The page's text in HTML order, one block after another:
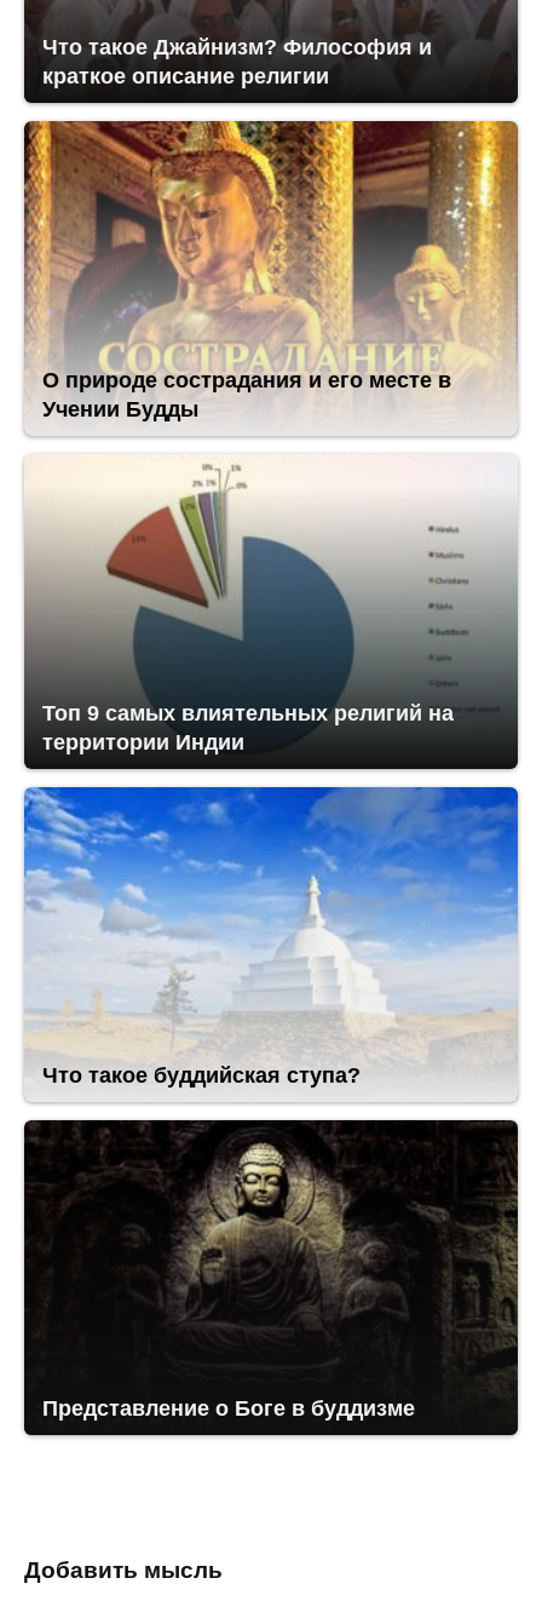
Что такое Джайнизм? Философия и
краткое описание религии
О природе сострадания и его месте в
Учении Будды
Топ 9 самых влиятельных религий на
территории Индии
Что такое буддийская ступа?
Представление о Боге в буддизме
Добавить мысль